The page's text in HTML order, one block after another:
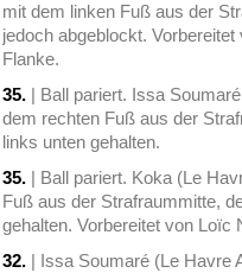
mit dem linken Fuß aus der
jedoch abgeblockt.
Flanke.
35. | Ball pariert. Issa
dem rechten Fuß aus der
links unten gehalten.
35. | Ball pariert. Koka (Le
Fuß aus der Strafraummitte,
gehalten. Vorbereitet von Loïc
32. | Issa Soumaré (Le Havre